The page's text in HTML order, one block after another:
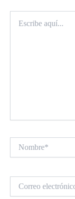
aquí...
electrónico*